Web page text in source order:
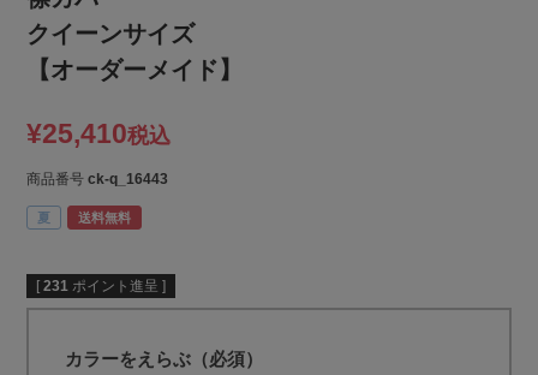
クイーンサイズ
【オーダーメイド】
¥25,410税込
商品番号 ck-q_16443
夏 送料無料
[ 231 ポイント進呈 ]
カラーをえらぶ（必須）